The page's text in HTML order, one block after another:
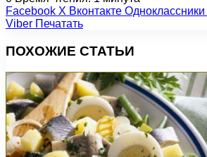
Facebook X Вконтакте Одноклассники
Viber Печатать
ПОХОЖИЕ СТАТЬИ